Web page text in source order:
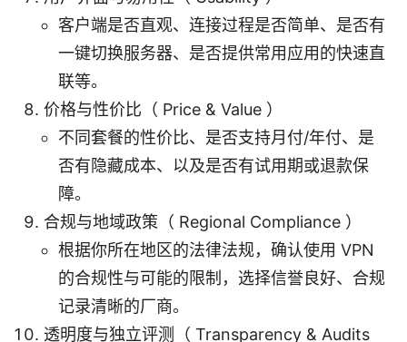
客户端是否直观、连接过程是否简单、是否有
一键切换服务器、是否提供常用应用的快速直
联等。
价格与性价比（ Price & Value ）
不同套餐的性价比、是否支持月付/年付、是
否有隐藏成本、以及是否有试用期或退款保
障。
合规与地域政策（ Regional Compliance ）
根据你所在地区的法律法规，确认使用 VPN
的合规性与可能的限制，选择信誉良好、合规
记录清晰的厂商。
透明度与独立评测（ Transparency & Audits